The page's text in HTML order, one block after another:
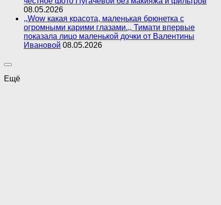
08.05.2026
,,Wow какая красота, маленькая брюнетка с
огромными карими глазами.,, Тимати впервые
показала лицо маленькой дочки от Валентины
Ивановой 08.05.2026
Ещё